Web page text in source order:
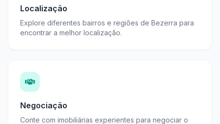
Localização
Explore diferentes bairros e regiões de Bezerra para
encontrar a melhor localização.
Negociação
Conte com imobiliárias experientes para negociar o